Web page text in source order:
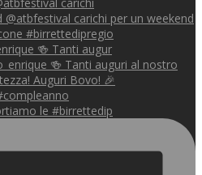
🍻 Tanti augur
le #birrettedip